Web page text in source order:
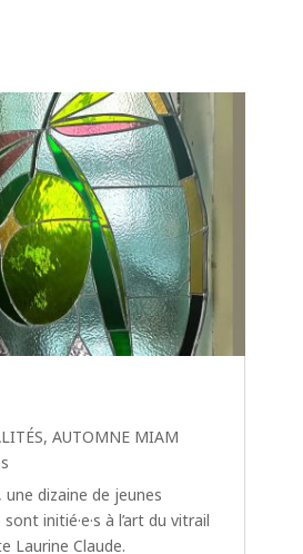
, AUTOMNE MIAM
dizaine de jeunes
initié·e·s à l’art du vitrail
Laurine Claude.